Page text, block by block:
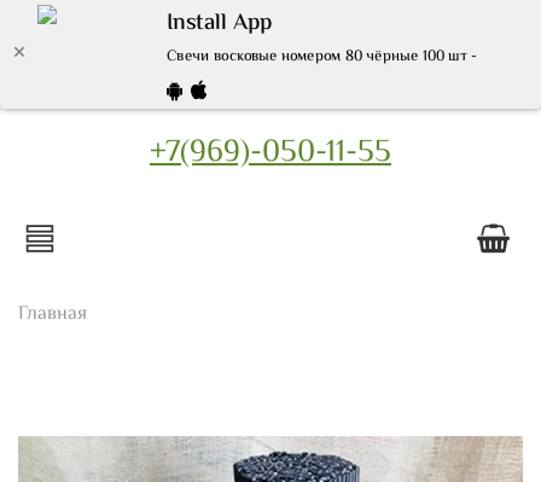
Install App
Свечи восковые номером 80 чёрные 100 шт -
+7(969)-050-11-55
Главная